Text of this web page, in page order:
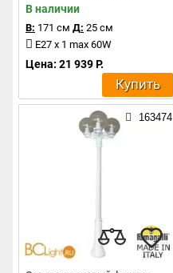
В наличии
В: 171 см Д: 25 см
E27 x 1 max 60W
Цена: 21 939 Р.
Купить
163474